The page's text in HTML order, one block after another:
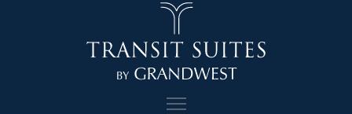
Swimming Pool
Lorem ipsum dolor sit amet, consectetur